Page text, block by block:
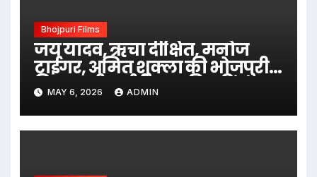
Bhojpuri Films
जय यादव, ऋचा दीक्षित, मनोज
टाईगर, अमित शुक्ला की भोजपुरी
फिल्म ‘वीआईपी बहू’ की शूटिंग शुरू
लखनऊ में
MAY 6, 2026 ADMIN